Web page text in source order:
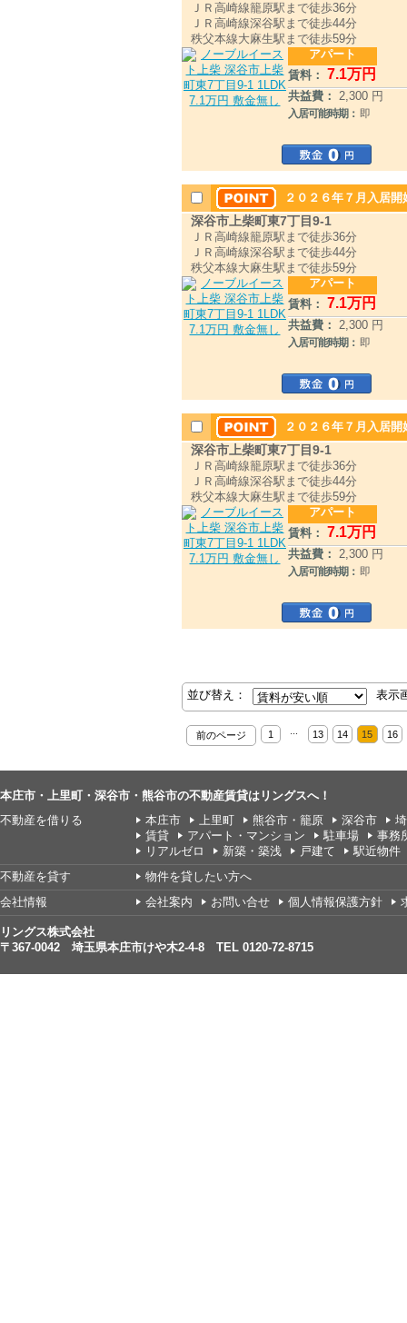
ＪＲ高崎線籠原駅まで徒歩36分
ＪＲ高崎線深谷駅まで徒歩44分
秩父本線大麻生駅まで徒歩59分
アパート
賃料： 7.1万円
共益費： 2,300 円
入居可能時期： 即
２０２６年７月入居
深谷市上柴町東7丁目9-1
ＪＲ高崎線籠原駅まで徒歩36分
ＪＲ高崎線深谷駅まで徒歩44分
秩父本線大麻生駅まで徒歩59分
アパート
賃料： 7.1万円
共益費： 2,300 円
入居可能時期： 即
２０２６年７月入居
深谷市上柴町東7丁目9-1
ＪＲ高崎線籠原駅まで徒歩36分
ＪＲ高崎線深谷駅まで徒歩44分
秩父本線大麻生駅まで徒歩59分
アパート
賃料： 7.1万円
共益費： 2,300 円
入居可能時期： 即
並び替え： 表示
前のページ 1 13 14 15 16
本庄市・上里町・深谷市・熊谷市の不動産賃貸はリングスへ！
不動産を借りる
本庄市 上里町 熊谷市・籠原 深谷市
賃貸
アパート・マンション 駐車場
事務
リアルゼロ
新築・築浅 戸建て
駅近物件
不動産を貸す
物件を貸したい方へ
会社情報
会社案内 お問い合せ 個人情報保護方針
リングス株式会社
〒367-0042 埼玉県本庄市けや木2-4-8 TEL 0120-72-8715